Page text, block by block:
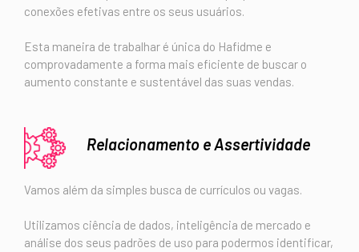
conexões efetivas entre os seus usuários.
Esta maneira de trabalhar é única do Hafidme e
comprovadamente a forma mais eficiente de buscar o
aumento constante e sustentável das suas vendas.
Relacionamento e Assertividade
Vamos além da simples busca de currículos ou vagas.
Utilizamos ciência de dados, inteligência de mercado e
análise dos seus padrões de uso para podermos identificar,